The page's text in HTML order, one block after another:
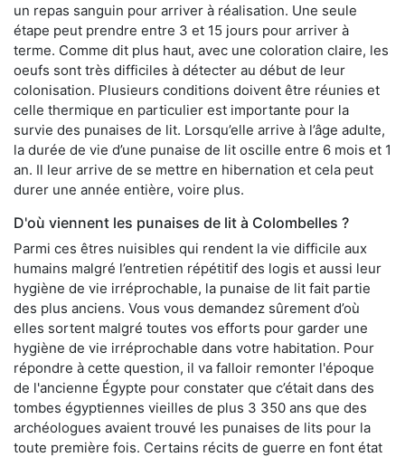
un repas sanguin pour arriver à réalisation. Une seule
étape peut prendre entre 3 et 15 jours pour arriver à
terme. Comme dit plus haut, avec une coloration claire, les
oeufs sont très difficiles à détecter au début de leur
colonisation. Plusieurs conditions doivent être réunies et
celle thermique en particulier est importante pour la
survie des punaises de lit. Lorsqu’elle arrive à l’âge adulte,
la durée de vie d’une punaise de lit oscille entre 6 mois et 1
an. Il leur arrive de se mettre en hibernation et cela peut
durer une année entière, voire plus.
D'où viennent les punaises de lit à Colombelles ?
Parmi ces êtres nuisibles qui rendent la vie difficile aux
humains malgré l’entretien répétitif des logis et aussi leur
hygiène de vie irréprochable, la punaise de lit fait partie
des plus anciens. Vous vous demandez sûrement d’où
elles sortent malgré toutes vos efforts pour garder une
hygiène de vie irréprochable dans votre habitation. Pour
répondre à cette question, il va falloir remonter l'époque
de l'ancienne Égypte pour constater que c’était dans des
tombes égyptiennes vieilles de plus 3 350 ans que des
archéologues avaient trouvé les punaises de lits pour la
toute première fois. Certains récits de guerre en font état